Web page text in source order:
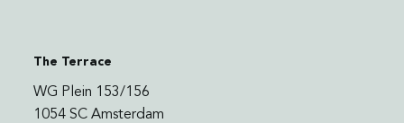
Over ons
The Terrace
WG Plein 153/156
1054 SC Amsterdam